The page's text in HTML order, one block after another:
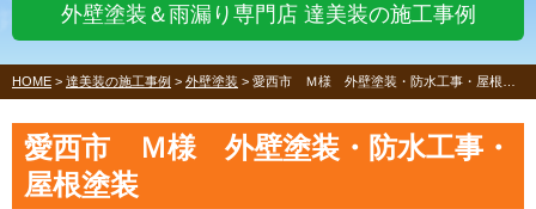
外壁塗装＆雨漏り専門店 達美装の施工事例
HOME > 達美装の施工事例 > 外壁塗装 > 愛西市 Ｍ様 外壁塗装・防水工事・屋根塗装
愛西市 Ｍ様 外壁塗装・防水工事・
屋根塗装